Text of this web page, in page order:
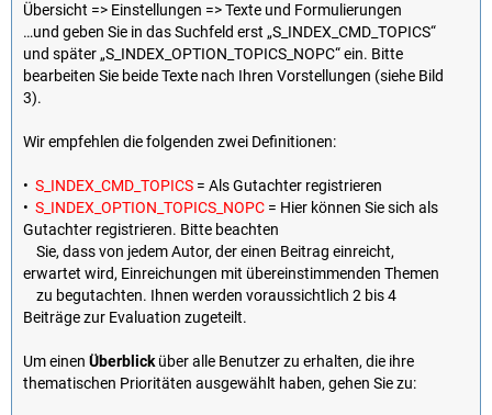
Übersicht => Einstellungen => Texte und Formulierungen
…und geben Sie in das Suchfeld erst „S_INDEX_CMD_TOPICS“
und später „S_INDEX_OPTION_TOPICS_NOPC“ ein. Bitte
bearbeiten Sie beide Texte nach Ihren Vorstellungen (siehe Bild
3).
Wir empfehlen die folgenden zwei Definitionen:
• S_INDEX_CMD_TOPICS = Als Gutachter registrieren
• S_INDEX_OPTION_TOPICS_NOPC = Hier können Sie sich als
Gutachter registrieren. Bitte beachten
Sie, dass von jedem Autor, der einen Beitrag einreicht,
erwartet wird, Einreichungen mit übereinstimmenden Themen
zu begutachten. Ihnen werden voraussichtlich 2 bis 4
Beiträge zur Evaluation zugeteilt.
Um einen Überblicküber alle Benutzer zu erhalten, die ihre
thematischen Prioritäten ausgewählt haben, gehen Sie zu: